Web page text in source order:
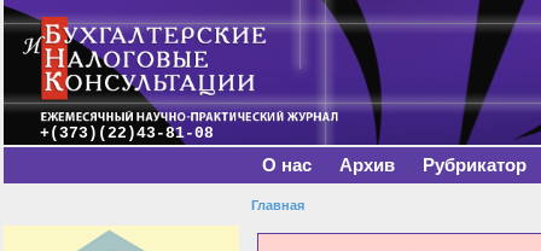
+(373)(22)43-81-08
Главное меню
О нас Архив Рубрикатор
Вы здесь
Главная